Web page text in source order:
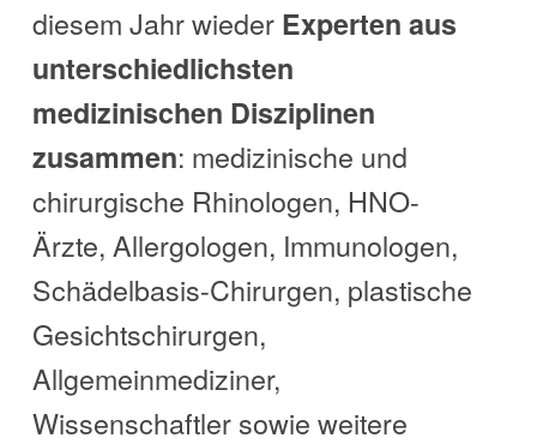
diesem Jahr wieder Experten aus
unterschiedlichsten
medizinischen Disziplinen
zusammen: medizinische und
chirurgische Rhinologen, HNO-
Ärzte, Allergologen, Immunologen,
Schädelbasis-Chirurgen, plastische
Gesichtschirurgen,
Allgemeinmediziner,
Wissenschaftler sowie weitere